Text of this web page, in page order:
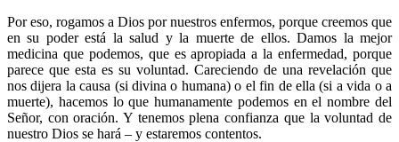
Por eso, rogamos a Dios por nuestros enfermos, porque creemos que
en su poder está la salud y la muerte de ellos. Damos la mejor
medicina que podemos, que es apropiada a la enfermedad, porque
parece que esta es su voluntad. Careciendo de una revelación que
nos dijera la causa (si divina o humana) o el fin de ella (si a vida o a
muerte), hacemos lo que humanamente podemos en el nombre del
Señor, con oración. Y tenemos plena confianza que la voluntad de
nuestro Dios se hará – y estaremos contentos.